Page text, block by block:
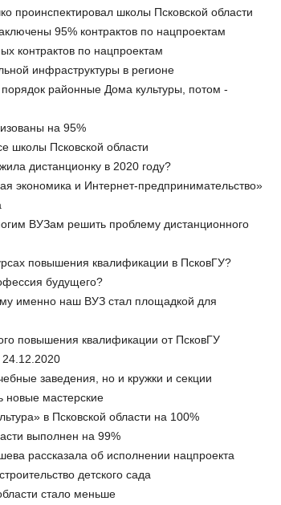
проинспектировал школы Псковской области
95% контрактов по нацпроектам
контрактов по нацпроектам
инфраструктуры в регионе
районные Дома культуры, потом -
на 95%
школы Псковской области
дистанционку в 2020 году?
экономика и Интернет-предпринимательство»
ВУЗам решить проблему дистанционного
повышения квалификации в ПсковГУ?
будущего?
именно наш ВУЗ стал площадкой для
повышения квалификации от ПсковГУ
заведения, но и кружки и секции
новые мастерские
в Псковской области на 100%
выполнен на 99%
рассказала об исполнении нацпроекта
детского сада
стало меньше